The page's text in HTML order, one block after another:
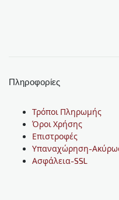
Πληροφορίες
Τρόποι Πληρωμής
Όροι Χρήσης
Επιστροφές
Υπαναχώρηση-
Ασφάλεια-SSL